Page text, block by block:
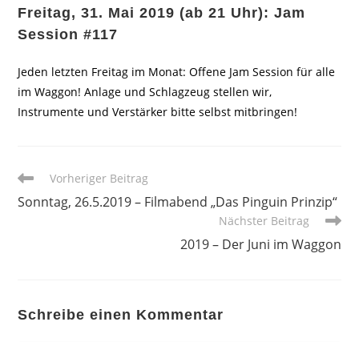
Freitag, 31. Mai 2019 (ab 21 Uhr): Jam
Session #117
Jeden letzten Freitag im Monat: Offene Jam Session für alle
im Waggon! Anlage und Schlagzeug stellen wir,
Instrumente und Verstärker bitte selbst mitbringen!
Weitere
ansehen
Vorheriger Beitrag
Sonntag, 26.5.2019 – Filmabend „Das Pinguin Prinzip“
Nächster Beitrag
2019 – Der Juni im Waggon
Schreibe einen Kommentar